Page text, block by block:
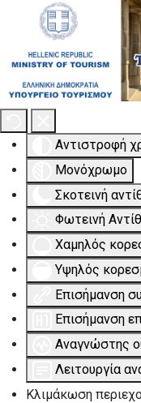
Εργαλειοθήκη
Αντιστροφή
Μονόχρωμο
Σκοτεινή
Φωτεινή
Χαμηλός
Υψηλός
Επισήμανση
Επισήμανση
Αναγνώστης
Λειτουργία
Κλιμάκωση